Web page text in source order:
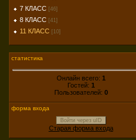
7 КЛАСС [46]
8 КЛАСС [41]
11 КЛАСС [10]
статистика
Онлайн всего: 1
Гостей: 1
Пользователей: 0
форма входа
Войти через uID
Старая форма входа